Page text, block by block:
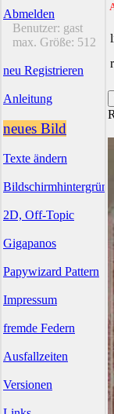
Abmelden
Benutzer: gast
max. Größe: 512
neu Registrieren
Anleitung
neues Bild
Texte ändern
Bildschirmhintergründe
2D, Off-Topic
Gigapanos
Papywizard Pattern
Impressum
fremde Federn
Ausfallzeiten
Versionen